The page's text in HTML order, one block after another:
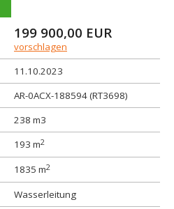
199 900,00 EUR
vorschlagen
11.10.2023
AR-0ACX-188594 (RT3698)
238 m3
193 m2
1835 m2
Wasserleitung